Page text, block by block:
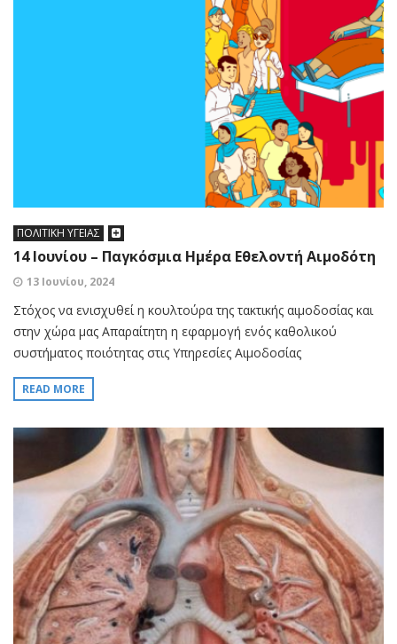
ΠΟΛΙΤΙΚΗ ΥΓΕΙΑΣ
14 Ιουνίου – Παγκόσμια Ημέρα Εθελοντή Αιμοδότη
13 Ιουνίου, 2024
Στόχος να ενισχυθεί η κουλτούρα της τακτικής αιμοδοσίας και
στην χώρα μας Απαραίτητη η εφαρμογή ενός καθολικού
συστήματος ποιότητας στις Υπηρεσίες Αιμοδοσίας
READ MORE